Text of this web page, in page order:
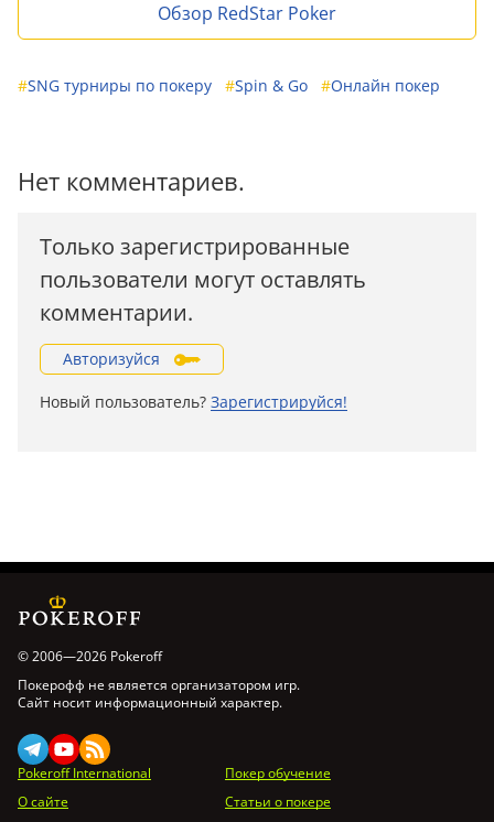
Обзор RedStar Poker
#SNG турниры по покеру #Spin & Go #Онлайн покер
Нет комментариев.
Только зарегистрированные
пользователи могут оставлять
комментарии.
Авторизуйся
Новый пользователь? Зарегистрируйся!
© 2006—2026 Pokeroff
Покерофф не является организатором игр.
Сайт носит информационный характер.
Pokeroff International
Покер обучение
О сайте
Статьи о покере